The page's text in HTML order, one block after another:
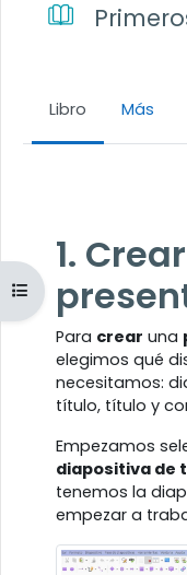
Abrir índice del curso
Libro Más
1.
Para crear una
elegimos qué
necesitamos:
título, título y
Empezamos
diapositiva de
tenemos la
empezar a